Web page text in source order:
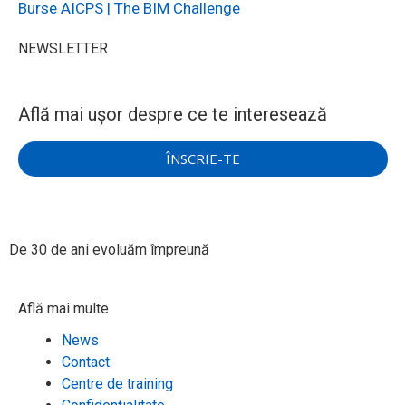
Burse AICPS | The BIM Challenge
NEWSLETTER
Află mai ușor despre ce te interesează
ÎNSCRIE-TE
De 30 de ani evoluăm împreună​
Află mai multe
News
Contact
Centre de training